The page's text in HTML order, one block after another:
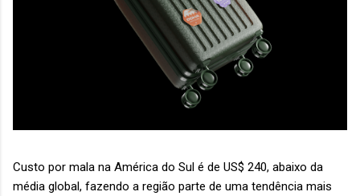
Custo por mala na América do Sul é de US$ 240, abaixo da
média global, fazendo a região parte de uma tendência mais